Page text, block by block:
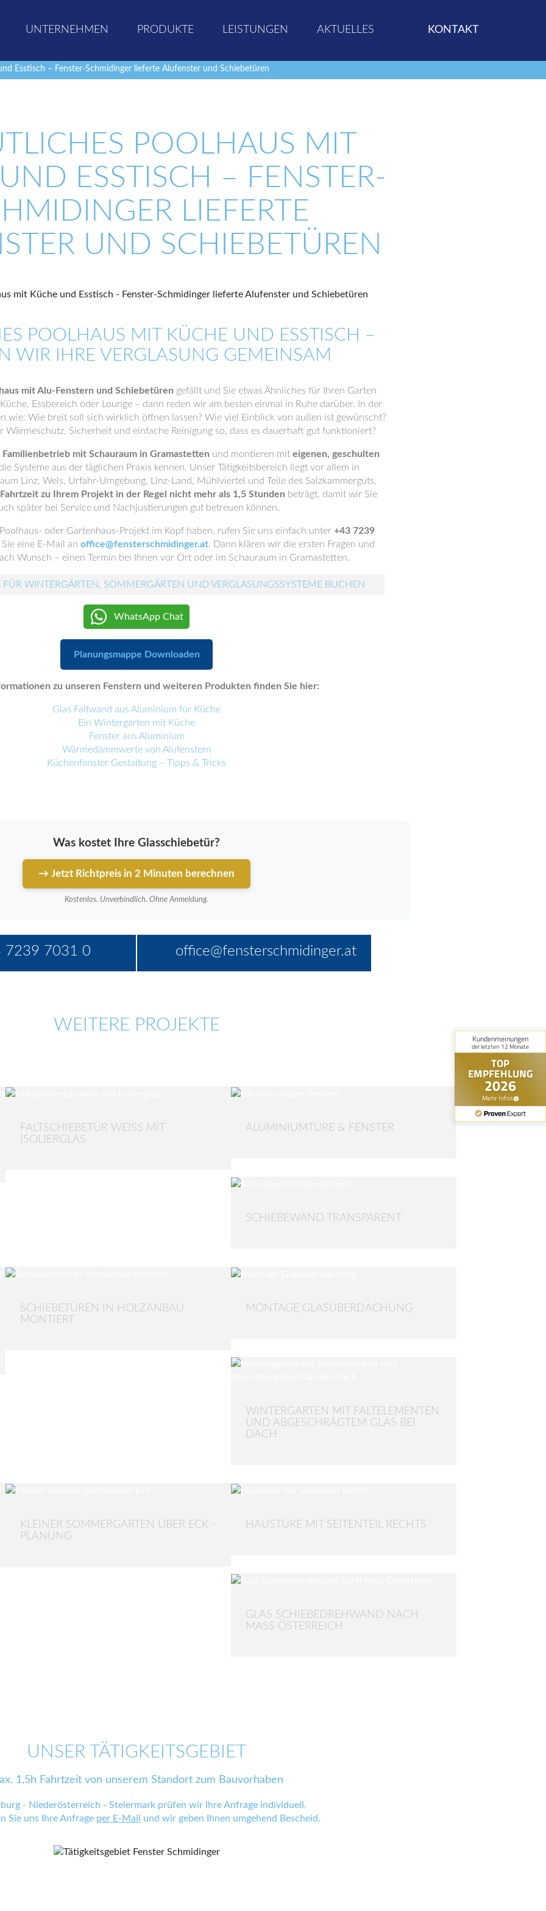
UNTERNEHMEN PRODUKTE LEISTUNGEN AKTUELLES KONTAKT
Esstisch – Fenster-Schmidinger lieferte Alufenster und Schiebetüren
POOLHAUS MIT
ESSTISCH – FENSTER-
LIEFERTE
UND SCHIEBETÜREN
POOLHAUS MIT KÜCHE UND ESSTISCH –
WIR IHRE VERGLASUNG GEMEINSAM
mit Alu-Fenstern und Schiebetüren gefällt und Sie etwas Ähnliches für Ihren Garten
Essbereich oder Lounge – dann reden wir am besten einmal in Ruhe darüber. In der
wie: Wie breit soll sich wirklich öffnen lassen? Wie viel Einblick von außen ist gewünscht?
Sicherheit und einfache Reinigung so, dass es dauerhaft gut funktioniert?
mit Schauraum in Gramastetten und montieren mit eigenen, geschulten
Systeme aus der täglichen Praxis kennen. Unser Tätigkeitsbereich liegt vor allem in
Linz, Wels, Urfahr-Umgebung, Linz-Land, Mühlviertel und Teile des Salzkammerguts.
Fahrtzeit zu Ihrem Projekt in der Regel nicht mehr als 1,5 Stunden beträgt, damit wir Sie
später bei Service und Nachjustierungen gut betreuen können.
oder Gartenhaus-Projekt im Kopf haben, rufen Sie uns einfach unter +43 7239
eine E-Mail an office@fensterschmidinger.at. Dann klären wir die ersten Fragen und
Wunsch – einen Termin bei Ihnen vor Ort oder im Schauraum in Gramastetten.
WINTERGÄRTEN, SOMMERGÄRTEN UND VERGLASUNGSSYSTEME BUCHEN
WhatsApp Chat
Planungsmappe Downloaden
zu unseren Fenstern und weiteren Produkten finden Sie hier:
Glas Faltwand aus Aluminium für Küche
Ein Wintergarten mit Küche
Fenster aus Aluminium
Wärmedämmwerte von Alufenstern
Küchenfenster Gestaltung – Tipps & Tricks
Was kostet Ihre Glasschiebetür?
→ Jetzt Richtpreis in 2 Minuten berechnen
Kostenlos. Unverbindlich. Ohne Anmeldung.
7239 7031 0 office@fensterschmidinger.at
WEITERE PROJEKTE
FALTSCHIEBETÜR WEISS MIT I
SOLIERGLAS
ALUMINIUMTÜRE & FENSTER
SCHIEBEWAND TRANSPARENT
SCHIEBETÜREN IN HOLZANBAU
MONTIERT
MONTAGE GLASÜBERDACHUNG
WINTERGARTEN MIT FALTELEMENTEN
UND ABGESCHRÄGTEM GLAS BEI
DACH
KLEINER SOMMERGARTEN ÜBER ECK -
PLANUNG
HAUSTÜRE MIT SEITENTEIL RECHTS
GLAS SCHIEBEDREHWAND NACH
MASS ÖSTERREICH
UNSER TÄTIGKEITSGEBIET
1,5h Fahrtzeit von unserem Standort zum Bauvorhaben
- Niederösterreich - Steiermark prüfen wir Ihre Anfrage individuell.
Sie uns Ihre Anfrage per E-Mail und wir geben Ihnen umgehend Bescheid.